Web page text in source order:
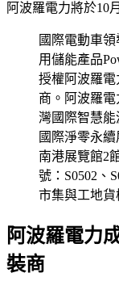
阿波羅電力將於10
國際電動車
用儲能產品
授權阿波羅電
商。阿波羅電
灣國際智慧能
國際淨零永續
南港展覽館2
號：S0502、
市集與工地貨
阿波羅電力
裝商